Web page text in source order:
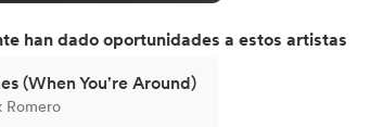
han dado oportunidades a estos artistas
(When You're Around)
Romero